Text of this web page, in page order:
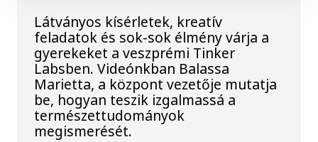
Látványos kísérletek, kreatív
feladatok és sok-sok élmény várja a
gyerekeket a veszprémi Tinker
Labsben. Videónkban Balassa
Marietta, a központ vezetője mutatja
be, hogyan teszik izgalmassá a
természettudományok
megismerését.